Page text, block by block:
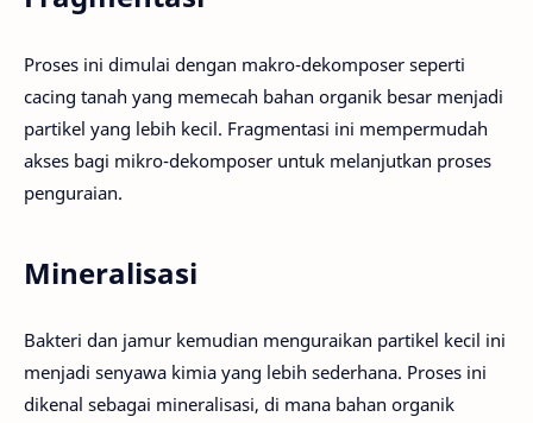
Proses ini dimulai dengan makro-dekomposer seperti
cacing tanah yang memecah bahan organik besar menjadi
partikel yang lebih kecil. Fragmentasi ini mempermudah
akses bagi mikro-dekomposer untuk melanjutkan proses
penguraian.
Mineralisasi
Bakteri dan jamur kemudian menguraikan partikel kecil ini
menjadi senyawa kimia yang lebih sederhana. Proses ini
dikenal sebagai mineralisasi, di mana bahan organik